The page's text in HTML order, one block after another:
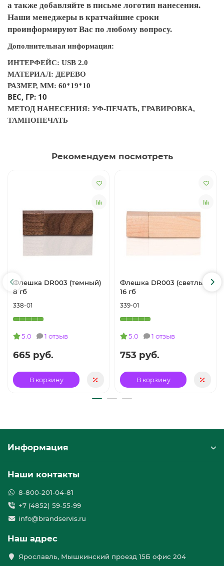
а также добавляйте в письме логотип нанесения.
Наши менеджеры в кратчайшие сроки
проинформируют Вас по любому вопросу.
Дополнительная информация:
ИНТЕРФЕЙС: USB 2.0
МАТЕРИАЛ: ДЕРЕВО
РАЗМЕР, ММ: 60*19*10
ВЕС, ГР: 10
МЕТОД НАНЕСЕНИЯ: УФ-ПЕЧАТЬ, ГРАВИРОВКА,
ТАМПОПЕЧАТЬ
Рекомендуем посмотреть
Флешка DR003 (темный)
8 гб
338-01
5.0 1 отзыв
665 руб.
В корзину
Флешка DR003 (светлый)
16 гб
339-01
5.0 1 отзыв
753 руб.
В корзину
Информация
Наши контакты
8-800-201-04-81
+7 (4852) 59-55-99
info@brandservis.ru
Наш адрес
Ярославль, Мышкинский проезд 15Б офис 204